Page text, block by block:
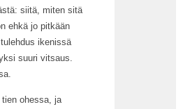
siitä, miten sitä
ehkä jo pitkään
ikenissä
suuri vitsaus.
ohessa, ja